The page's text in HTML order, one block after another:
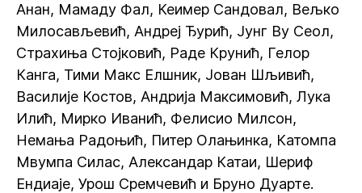
Анан, Мамаду Фал, Кеимер Сандовал, Вељко
Милосављевић, Андреј Ђурић, Јунг Ву Сеол,
Страхиња Стојковић, Раде Крунић, Гелор
Канга, Тими Макс Елшник, Јован Шљивић,
Василије Костов, Андрија Максимовић, Лука
Илић, Мирко Иванић, Фелисио Милсон,
Немања Радоњић, Питер Олањинка, Катомпа
Мвумпа Силас, Александар Катаи, Шериф
Ендиаје, Урош Сремчевић и Бруно Дуартe.